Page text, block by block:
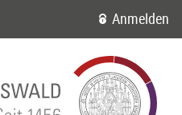
Anmelden